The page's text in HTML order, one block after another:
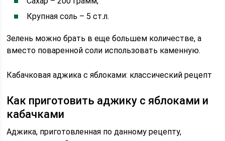
Крупная соль – 5 ст.л.
Зелень можно брать в еще большем количестве, а
вместо поваренной соли использовать каменную.
Кабачковая аджика с яблоками: классический рецепт
Как приготовить аджику с яблоками и
кабачками
Аджика, приготовленная по данному рецепту,